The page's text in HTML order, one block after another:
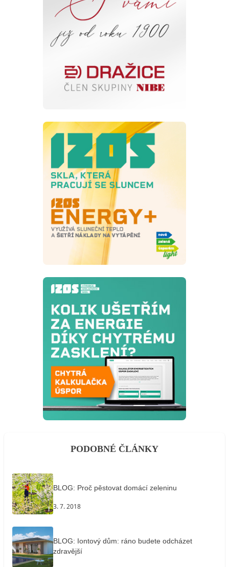
PODOBNÉ ČLÁNKY
BLOG: Proč pěstovat domácí zeleninu
3. 7. 2018
BLOG: Iontový dům: ráno budete odcházet
zdravější